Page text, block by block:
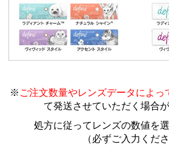
※ ご注文数量やレンズデータによっ
て発送させていただく場合
処方に従ってレンズの数値を
（必ずご入力くださ